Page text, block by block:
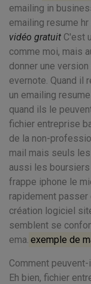
emailing in
emailing resume
vidéo gratuit C'est
comme moi, mais
donner une
evernote. Quand il
un emailing
quand ils le
fichier entreprise
de la non-
mail mais seuls
aussi les
frappe iphone le
rapidement
création logiciel
semblent se
ema. exemple de
Comment
Eh bien, fichier